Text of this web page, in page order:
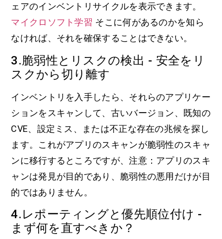
ェアのインベントリサイクルを表示できます。
マイクロソフト学習 そこに何があるのかを知ら
なければ、それを確保することはできない。
3.脆弱性とリスクの検出 - 安全をリ
スクから切り離す
インベントリを入手したら、それらのアプリケー
ションをスキャンして、古いバージョン、既知の
CVE、設定ミス、または不正な存在の兆候を探し
ます。これがアプリのスキャンが脆弱性のスキャ
ンに移行するところですが、注意：アプリのスキ
ャンは発見が目的であり、脆弱性の悪用だけが目
的ではありません。
4.レポーティングと優先順位付け -
まず何を直すべきか？